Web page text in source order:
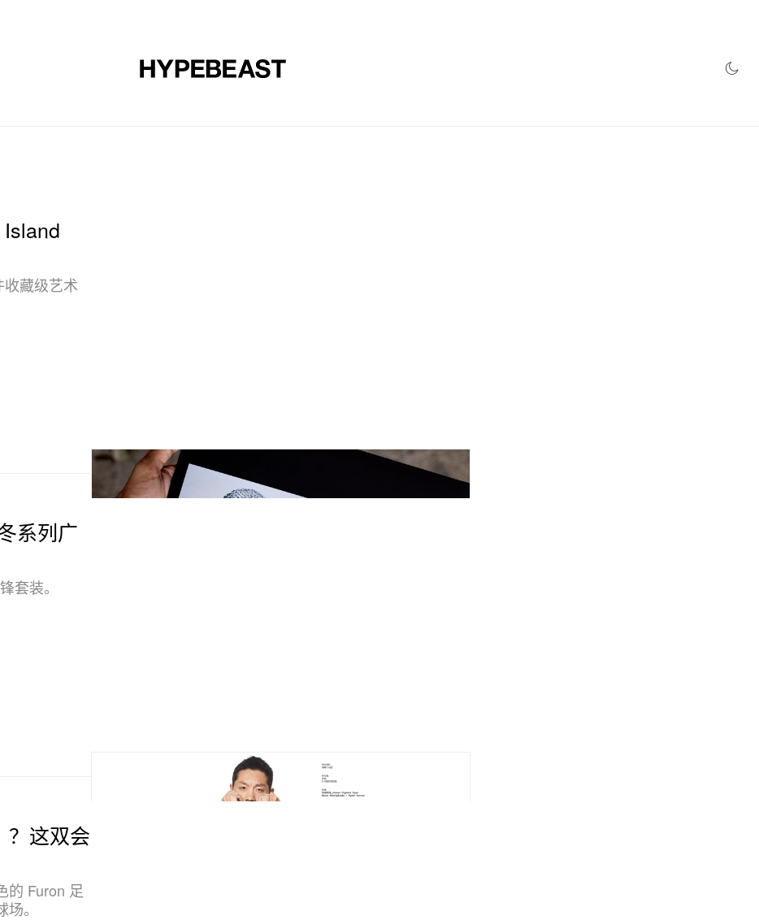
藏级艺术
系列广
套装。
？这双会
的 Furon 足
。